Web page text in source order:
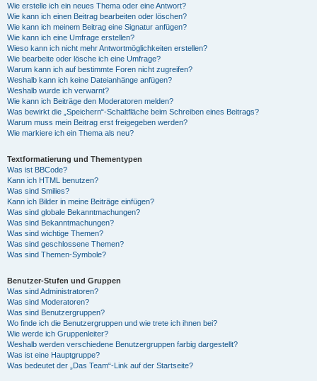
Wie erstelle ich ein neues Thema oder eine Antwort?
Wie kann ich einen Beitrag bearbeiten oder löschen?
Wie kann ich meinem Beitrag eine Signatur anfügen?
Wie kann ich eine Umfrage erstellen?
Wieso kann ich nicht mehr Antwortmöglichkeiten erstellen?
Wie bearbeite oder lösche ich eine Umfrage?
Warum kann ich auf bestimmte Foren nicht zugreifen?
Weshalb kann ich keine Dateianhänge anfügen?
Weshalb wurde ich verwarnt?
Wie kann ich Beiträge den Moderatoren melden?
Was bewirkt die „Speichern“-Schaltfläche beim Schreiben eines Beitrags?
Warum muss mein Beitrag erst freigegeben werden?
Wie markiere ich ein Thema als neu?
Textformatierung und Thementypen
Was ist BBCode?
Kann ich HTML benutzen?
Was sind Smilies?
Kann ich Bilder in meine Beiträge einfügen?
Was sind globale Bekanntmachungen?
Was sind Bekanntmachungen?
Was sind wichtige Themen?
Was sind geschlossene Themen?
Was sind Themen-Symbole?
Benutzer-Stufen und Gruppen
Was sind Administratoren?
Was sind Moderatoren?
Was sind Benutzergruppen?
Wo finde ich die Benutzergruppen und wie trete ich ihnen bei?
Wie werde ich Gruppenleiter?
Weshalb werden verschiedene Benutzergruppen farbig dargestellt?
Was ist eine Hauptgruppe?
Was bedeutet der „Das Team“-Link auf der Startseite?